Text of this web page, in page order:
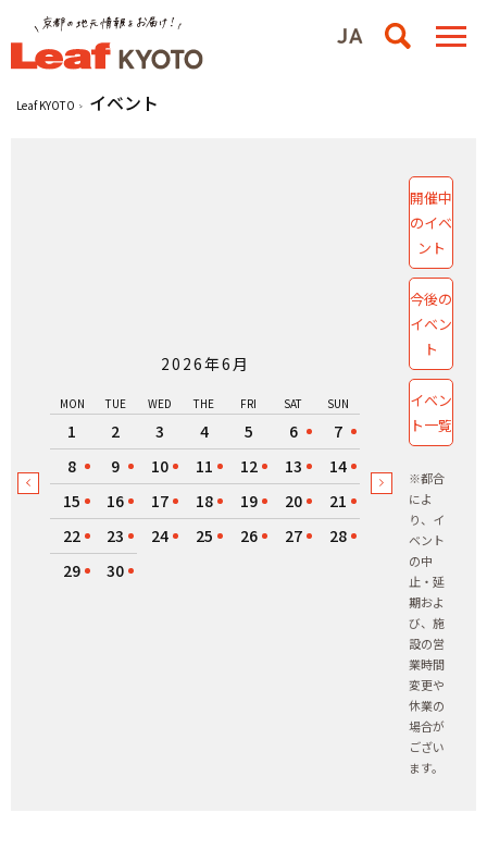
Leaf KYOTO イベント
2026年6月
MON TUE WED THE FRI SAT SUN
1 2 3 4 5 6
7
8
9 10 11 12 13
14
15
16 17 18 19 20
21
22
23 24 25 26 27
28
29
30
開催中
のイベ
ント
今後の
イベン
ト
イベン
ト一覧
※都合
によ
り、イ
ベント
の中
止・延
期およ
び、施
設の営
業時間
変更や
休業の
場合が
ござい
ます。